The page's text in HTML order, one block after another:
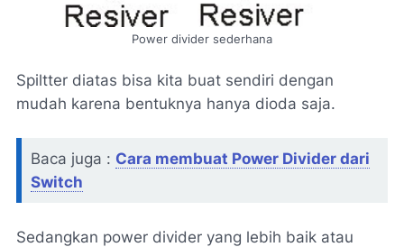
Power divider sederhana
Spiltter diatas bisa kita buat sendiri dengan
mudah karena bentuknya hanya dioda saja.
Baca juga : Cara membuat Power Divider dari
Switch
Sedangkan power divider yang lebih baik atau